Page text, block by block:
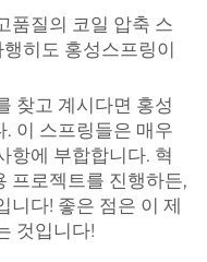
품질의 코일 압축 스
히도 홍성스프링이
찾고 계시다면 홍성
이 스프링들은 매우
항에 부합합니다. 혁
프로젝트를 진행하든,
니다! 좋은 점은 이 제
것입니다!